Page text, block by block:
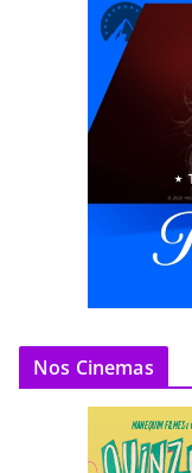
Nos Cinemas